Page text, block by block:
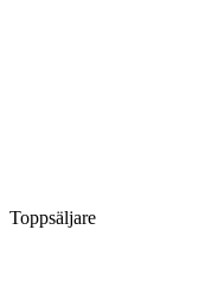
Toppsäljare